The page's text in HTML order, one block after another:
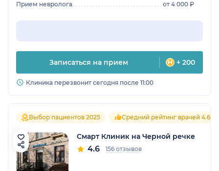
Прием невролога
от 4 000 ₽
Записаться на прием + 200
Клиника перезвонит сегодня после 11:00
Выбор пациентов 2025 Средний рейтинг врачей 4.6
Смарт Клиник на Черной речке
4.6 156 отзывов